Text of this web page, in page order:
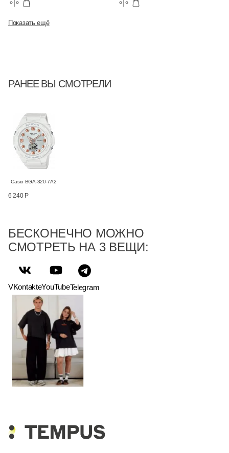
Показать ещё
РАНЕЕ ВЫ СМОТРЕЛИ
Casio BGA-320-7A2
6 240 Р
БЕСКОНЕЧНО МОЖНО
СМОТРЕТЬ НА 3 ВЕЩИ:
VKontakteYouTubeTelegram